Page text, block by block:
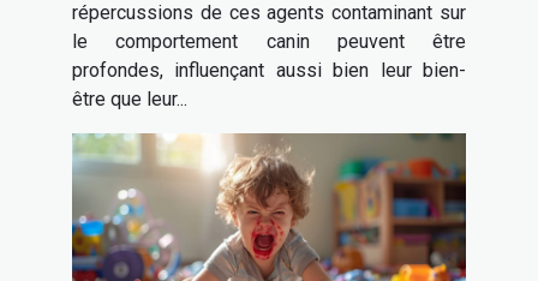
répercussions de ces agents contaminant sur
le comportement canin peuvent être
profondes, influençant aussi bien leur bien-
être que leur...